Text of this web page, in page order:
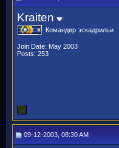
Kraiten
Командир эскадрильи
Join Date: May 2003
Posts: 253
09-12-2003, 08:30 AM